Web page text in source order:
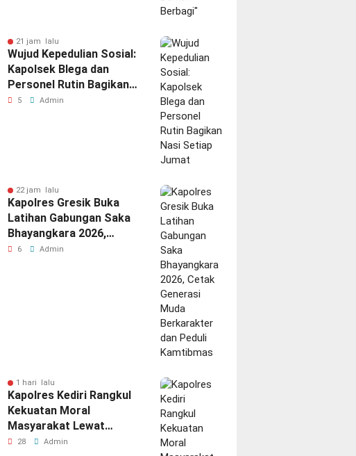
21 jam lalu
Wujud Kepedulian Sosial:
Kapolsek Blega dan
Personel Rutin Bagikan
Nasi Setiap Jumat
5 Admin
22 jam lalu
Kapolres Gresik Buka
Latihan Gabungan Saka
Bhayangkara 2026,
Cetak Generasi Muda
6 Admin
1 hari lalu
Kapolres Kediri Rangkul
Kekuatan Moral
Masyarakat Lewat
Silaturahmi
28 Admin